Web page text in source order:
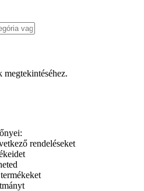
megtekintéséhez.
rendeléseket